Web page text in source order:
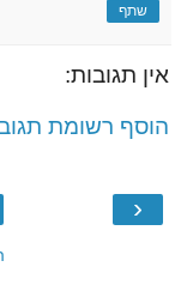
שתף
אין תגובות:
הוסף רשומת
‹